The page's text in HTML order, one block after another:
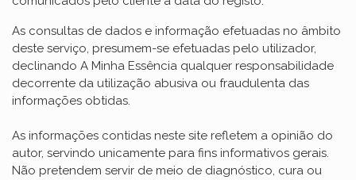
As consultas de dados e informação efetuadas no âmbito
deste serviço, presumem-se efetuadas pelo utilizador,
declinando A Minha Essência qualquer responsabilidade
decorrente da utilização abusiva ou fraudulenta das
informações obtidas.
As informações contidas neste site refletem a opinião do
autor, servindo unicamente para fins informativos gerais.
Não pretendem servir de meio de diagnóstico, cura ou